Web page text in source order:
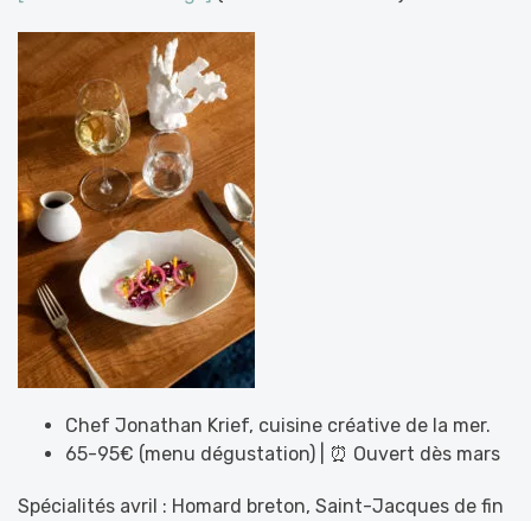
Chef Jonathan Krief, cuisine créative de la mer.
65-95€ (menu dégustation) | ⏰ Ouvert dès mars
Spécialités avril : Homard breton, Saint-Jacques de fin